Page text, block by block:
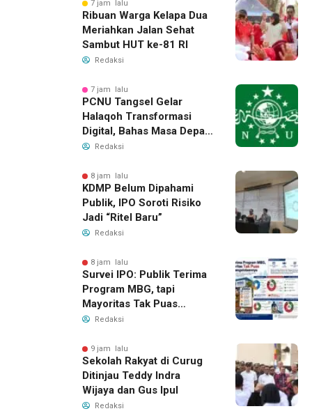
7 jam lalu
Ribuan Warga Kelapa Dua
Meriahkan Jalan Sehat
Sambut HUT ke-81 RI
Redaksi
7 jam lalu
PCNU Tangsel Gelar
Halaqoh Transformasi
Digital, Bahas Masa Depan
NU di Era Disrupsi
Redaksi
8 jam lalu
KDMP Belum Dipahami
Publik, IPO Soroti Risiko
Jadi “Ritel Baru”
Redaksi
8 jam lalu
Survei IPO: Publik Terima
Program MBG, tapi
Mayoritas Tak Puas
dengan Pengelolaannya
Redaksi
9 jam lalu
Sekolah Rakyat di Curug
Ditinjau Teddy Indra
Wijaya dan Gus Ipul
Redaksi